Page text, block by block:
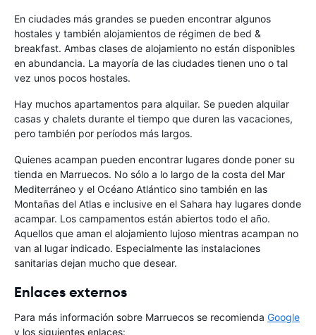
En ciudades más grandes se pueden encontrar algunos
hostales y también alojamientos de régimen de bed &
breakfast. Ambas clases de alojamiento no están disponibles
en abundancia. La mayoría de las ciudades tienen uno o tal
vez unos pocos hostales.
Hay muchos apartamentos para alquilar. Se pueden alquilar
casas y chalets durante el tiempo que duren las vacaciones,
pero también por períodos más largos.
Quienes acampan pueden encontrar lugares donde poner su
tienda en Marruecos. No sólo a lo largo de la costa del Mar
Mediterráneo y el Océano Atlántico sino también en las
Montañas del Atlas e inclusive en el Sahara hay lugares donde
acampar. Los campamentos están abiertos todo el año.
Aquellos que aman el alojamiento lujoso mientras acampan no
van al lugar indicado. Especialmente las instalaciones
sanitarias dejan mucho que desear.
Enlaces externos
Para más información sobre Marruecos se recomienda Google
y los siguientes enlaces: